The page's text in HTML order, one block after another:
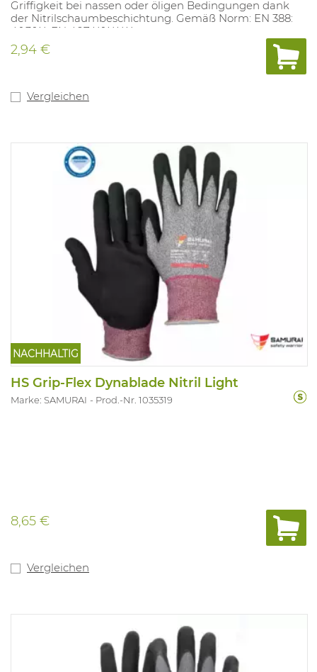
Griffigkeit bei nassen oder öligen Bedingungen dank
der Nitrilschaumbeschichtung. Gemäß Norm: EN 388:
4.1.3.1.X, EN 407 X.1.X.X.X.
2,94 €
Vergleichen
NACHHALTIG
HS Grip-Flex Dynablade Nitril Light
Marke: SAMURAI Prod.-Nr. 1035319
8,65 €
Vergleichen